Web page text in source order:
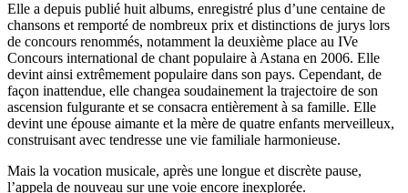
Elle a depuis publié huit albums, enregistré plus d’une centaine de
chansons et remporté de nombreux prix et distinctions de jurys lors
de concours renommés, notamment la deuxième place au IVe
Concours international de chant populaire à Astana en 2006. Elle
devint ainsi extrêmement populaire dans son pays. Cependant, de
façon inattendue, elle changea soudainement la trajectoire de son
ascension fulgurante et se consacra entièrement à sa famille. Elle
devint une épouse aimante et la mère de quatre enfants merveilleux,
construisant avec tendresse une vie familiale harmonieuse.
Mais la vocation musicale, après une longue et discrète pause,
l’appela de nouveau sur une voie encore inexplorée.